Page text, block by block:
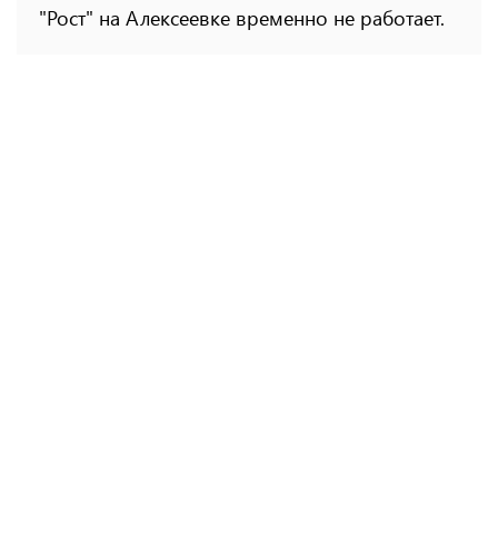
"Рост" на Алексеевке временно не работает.